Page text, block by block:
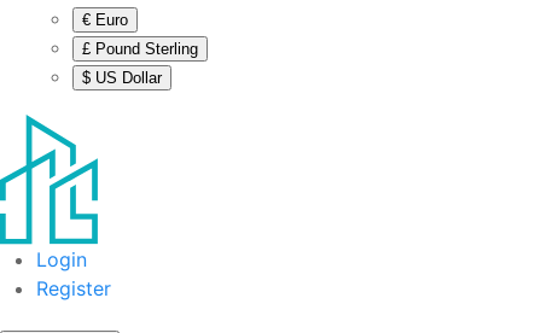
€ Euro
£ Pound Sterling
$ US Dollar
Login
Register